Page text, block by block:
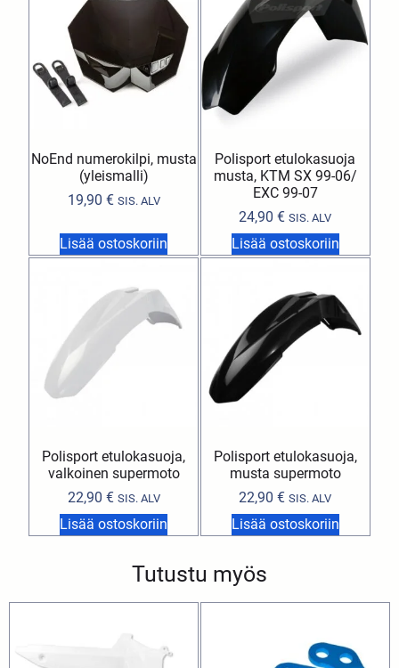
NoEnd numerokilpi, musta
(yleismalli)
19,90 € SIS. ALV
Lisää ostoskoriin
Polisport etulokasuoja
musta, KTM SX 99-06/
EXC 99-07
24,90€ SIS. ALV
Lisää ostoskoriin
Polisport etulokasuoja,
valkoinen supermoto
22,90 € SIS. ALV
Lisää ostoskoriin
Polisport etulokasuoja,
musta supermoto
22,90€ SIS. ALV
Lisää ostoskoriin
Tutustu myös